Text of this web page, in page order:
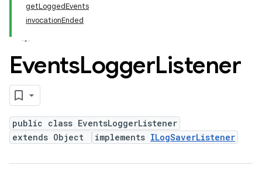
getLoggedEvents
invocationEnded
EventsLoggerListener
public class EventsLoggerListener
extends Object
implements ILogSaverListener